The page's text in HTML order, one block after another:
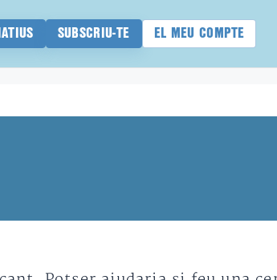
SUBSCRIU-TE EL MEU COMPTE